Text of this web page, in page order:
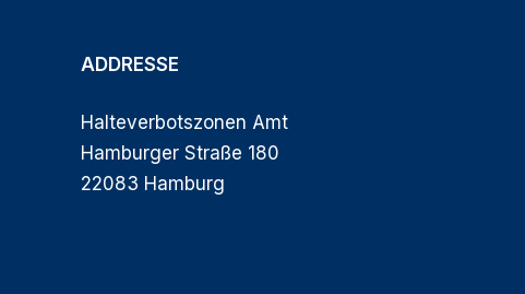
ADDRESSE
Halteverbotszonen Amt
Hamburger Straße 180
22083 Hamburg